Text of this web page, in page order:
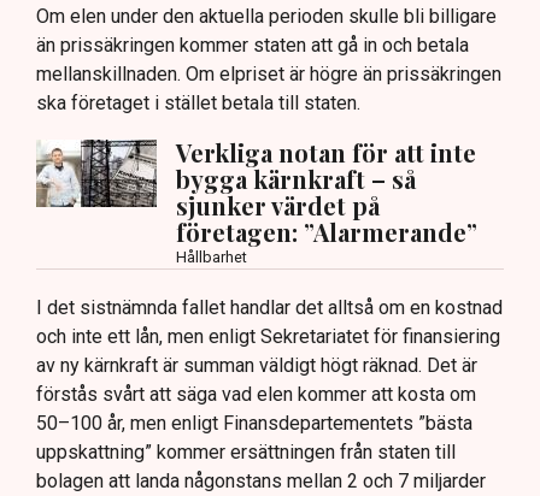
Om elen under den aktuella perioden skulle bli billigare
än prissäkringen kommer staten att gå in och betala
mellanskillnaden. Om elpriset är högre än prissäkringen
ska företaget i stället betala till staten.
Verkliga notan för att inte
bygga kärnkraft – så
sjunker värdet på
företagen: ”Alarmerande”
Hållbarhet
I det sistnämnda fallet handlar det alltså om en kostnad
och inte ett lån, men enligt Sekretariatet för finansiering
av ny kärnkraft är summan väldigt högt räknad. Det är
förstås svårt att säga vad elen kommer att kosta om
50–100 år, men enligt Finansdepartementets ”bästa
uppskattning” kommer ersättningen från staten till
bolagen att landa någonstans mellan 2 och 7 miljarder